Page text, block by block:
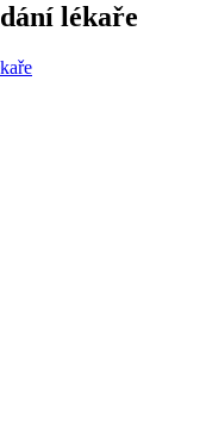
lékaře